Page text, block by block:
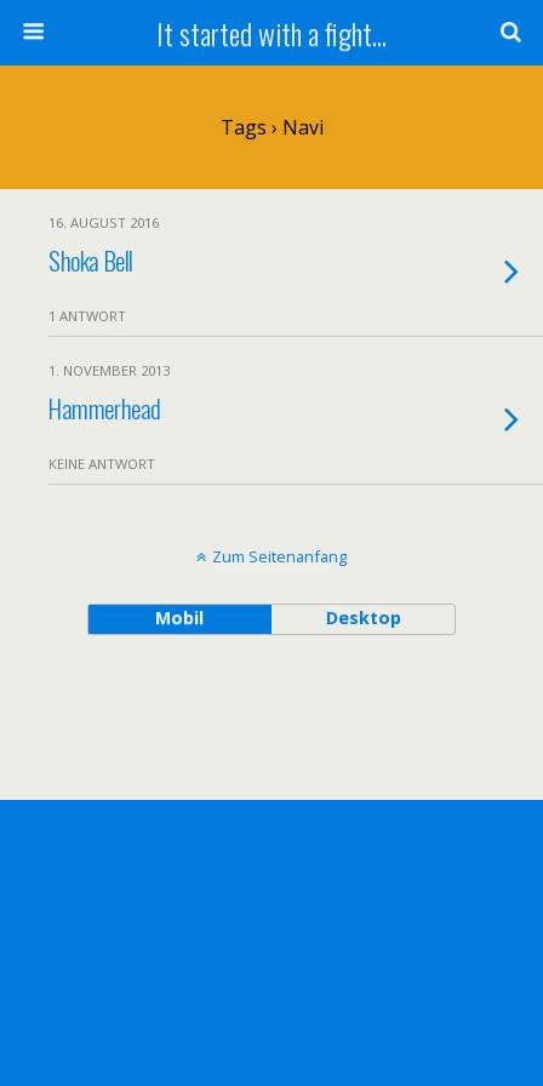
It started with a fight...
Tags › Navi
16. AUGUST 2016
Shoka Bell
1 ANTWORT
1. NOVEMBER 2013
Hammerhead
KEINE ANTWORT
Zum Seitenanfang
Mobil Desktop